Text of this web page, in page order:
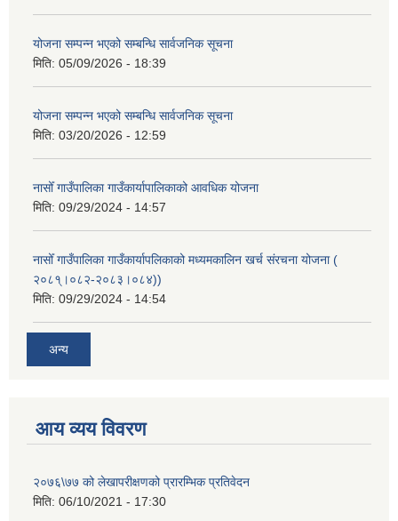
योजना सम्पन्न भएको सम्बन्धि सार्वजनिक सूचना
मिति: 05/09/2026 - 18:39
योजना सम्पन्न भएको सम्बन्धि सार्वजनिक सूचना
मिति: 03/20/2026 - 12:59
नासोँ गाउँपालिका गाउँकार्यापालिकाको आवधिक योजना
मिति: 09/29/2024 - 14:57
नासोँ गाउँपालिका गाउँकार्यापलिकाको मध्यमकालिन खर्च संरचना योजना (
२०८१्।०८२-२०८३।०८४))
मिति: 09/29/2024 - 14:54
अन्य
आय व्यय विवरण
२०७६\७७ को लेखापरीक्षणको प्रारम्भिक प्रतिवेदन
मिति: 06/10/2021 - 17:30